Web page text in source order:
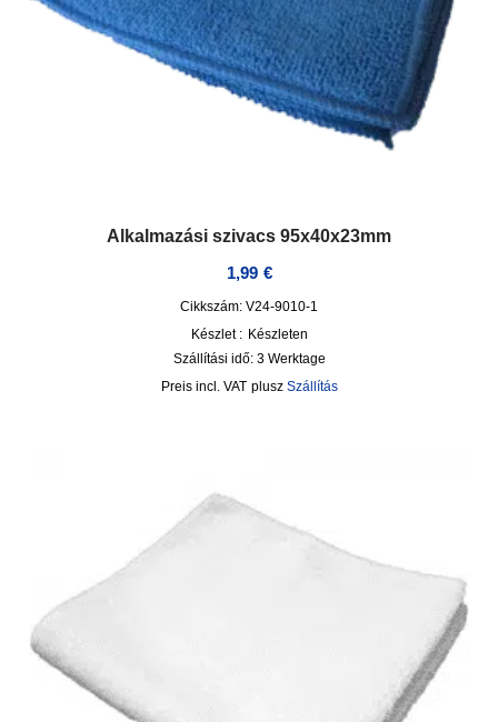
Alkalmazási szivacs 95x40x23mm
1,99 €
Cikkszám: V24-9010-1
Készlet : Készleten
Szállítási idő: 3 Werktage
incl. VAT plusz Szállítás